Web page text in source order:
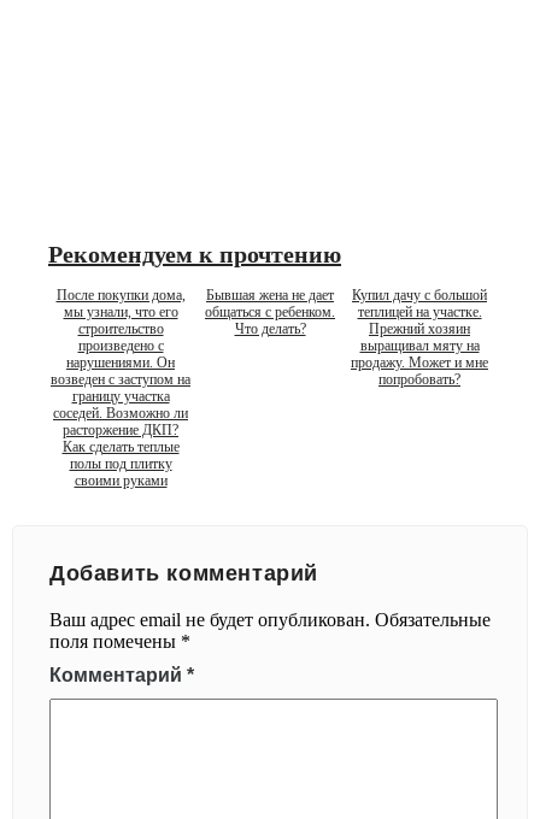
Рекомендуем к прочтению
После покупки дома,
мы узнали, что его
строительство
произведено с
нарушениями. Он
возведен с заступом на
границу участка
соседей. Возможно ли
расторжение ДКП?
Бывшая жена не дает
общаться с ребенком.
Что делать?
Купил дачу с большой
теплицей на участке.
Прежний хозяин
выращивал мяту на
продажу. Может и мне
попробовать?
Как сделать теплые
полы под плитку
своими руками
Добавить комментарий
Ваш адрес email не будет опубликован. Обязательные
поля помечены *
Комментарий *